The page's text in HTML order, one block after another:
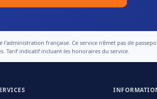
française. Ce service n'émet pas de
Tarif indicatif incluant les honoraires du service.